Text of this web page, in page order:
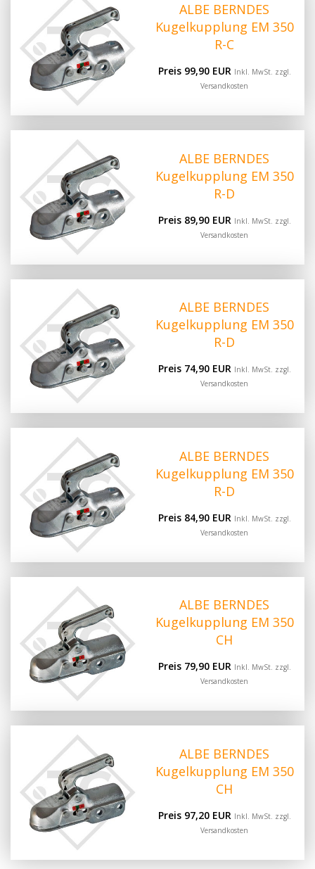
ALBE BERNDES
Kugelkupplung EM 350
R-C
Preis 99,90 EUR Inkl. MwSt. zzgl.
Versandkosten
ALBE BERNDES
Kugelkupplung EM 350
R-D
Preis 89,90 EUR Inkl. MwSt. zzgl.
Versandkosten
ALBE BERNDES
Kugelkupplung EM 350
R-D
Preis 74,90 EUR Inkl. MwSt. zzgl.
Versandkosten
ALBE BERNDES
Kugelkupplung EM 350
R-D
Preis 84,90 EUR Inkl. MwSt. zzgl.
Versandkosten
ALBE BERNDES
Kugelkupplung EM 350
CH
Preis 79,90 EUR Inkl. MwSt. zzgl.
Versandkosten
ALBE BERNDES
Kugelkupplung EM 350
CH
Preis 97,20 EUR Inkl. MwSt. zzgl.
Versandkosten